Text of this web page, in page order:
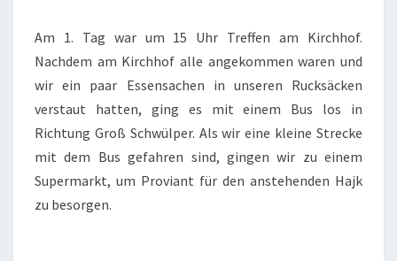
Am 1. Tag war um 15 Uhr Treffen am Kirchhof.
Nachdem am Kirchhof alle angekommen waren und
wir ein paar Essensachen in unseren Rucksäcken
verstaut hatten, ging es mit einem Bus los in
Richtung Groß Schwülper. Als wir eine kleine Strecke
mit dem Bus gefahren sind, gingen wir zu einem
Supermarkt, um Proviant für den anstehenden Hajk
zu besorgen.